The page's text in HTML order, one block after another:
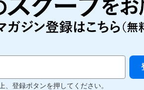
、登録ボタンを押してください。